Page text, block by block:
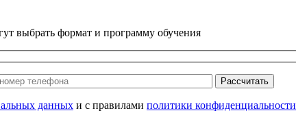
выбрать формат и программу обучения
Рассчитать
данных и с правилами политики конфиденциальности